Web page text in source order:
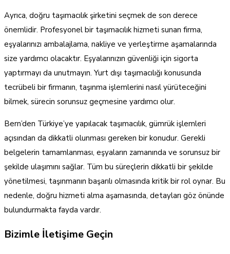
Ayrıca, doğru taşımacılık şirketini seçmek de son derece
önemlidir. Profesyonel bir taşımacılık hizmeti sunan firma,
eşyalarınızı ambalajlama, nakliye ve yerleştirme aşamalarında
size yardımcı olacaktır. Eşyalarınızın güvenliği için sigorta
yaptırmayı da unutmayın. Yurt dışı taşımacılığı konusunda
tecrübeli bir firmanın, taşınma işlemlerini nasıl yürüteceğini
bilmek, sürecin sorunsuz geçmesine yardımcı olur.
Bern’den Türkiye’ye yapılacak taşımacılık, gümrük işlemleri
açısından da dikkatli olunması gereken bir konudur. Gerekli
belgelerin tamamlanması, eşyaların zamanında ve sorunsuz bir
şekilde ulaşımını sağlar. Tüm bu süreçlerin dikkatli bir şekilde
yönetilmesi, taşınmanın başarılı olmasında kritik bir rol oynar. Bu
nedenle, doğru hizmeti alma aşamasında, detayları göz önünde
bulundurmakta fayda vardır.
Bizimle İletişime Geçin